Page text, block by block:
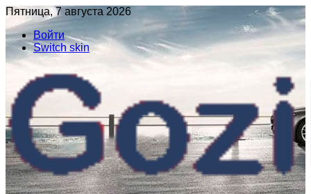
Пятница, 7 августа 2026
Войти
Switch skin